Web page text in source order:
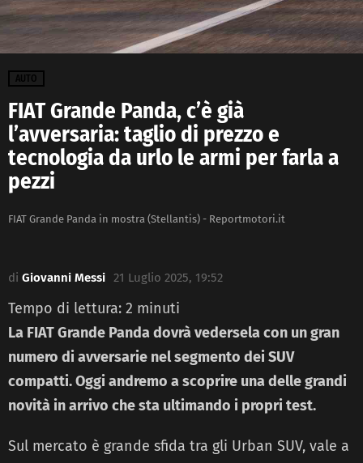
AUTO
FIAT Grande Panda, c’è già
l’avversaria: taglio di prezzo e
tecnologia da urlo le armi per farla a
pezzi
FIAT Grande Panda in mostra (Stellantis) - Reportmotori.it
di Giovanni Messi 21 Luglio 2025, 19:52
Tempo di lettura: 2 minuti
La FIAT Grande Panda dovrà vedersela con un gran
numero di avversarie nel segmento dei SUV
compatti. Oggi andremo a scoprire una delle grandi
novità in arrivo che sta ultimando i propri test.
Sul mercato è grande sfida tra gli Urban SUV, vale a